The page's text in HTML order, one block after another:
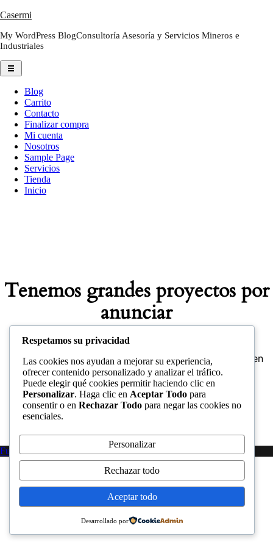
Saltar
contenido
Casermi
My WordPress BlogConsultoría Asesoría y Servicios Mineros e
Industriales
Blog
Carrito
Contacto
Finalizar compra
Mi cuenta
Nosotros
Sample Page
Servicios
Tienda
Inicio
Tenemos grandes proyectos por
anunciar
Se está cocinando algo grande. Nuestra tienda está en
obras y pronto abrirá sus puertas.
Funciona gracias a WordPress|Tema PopularFX
Respetamos su privacidad
Las cookies nos ayudan a mejorar su experiencia,
ofrecer contenido personalizado y analizar el tráfico.
Puede elegir qué cookies permitir haciendo clic en
Personalizar. Haga clic en Aceptar Todo para
consentir o en Rechazar Todo para negar las cookies no
esenciales.
Personalizar
Rechazar todo
Aceptar todo
Desarrollado por